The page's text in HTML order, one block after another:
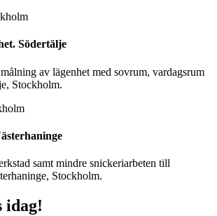
Södertälje
av lägenhet med sovrum, vardagsrum
Stockholm.
samt mindre snickeriarbeten till
Stockholm.
idag!